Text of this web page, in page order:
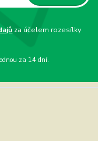
za účelem rozesílky
za 14 dní.